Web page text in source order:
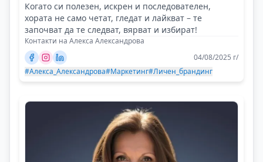
Когато си полезен, искрен и последователен,
хората не само четат, гледат и лайкват – те
започват да те следват, вярват и избират!
Контакти на Алекса Александрова
04/08/2025 г/
#Алекса_Александрова#Маркетинг#Личен_брандинг